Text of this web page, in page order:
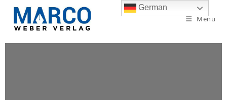
Menü
German